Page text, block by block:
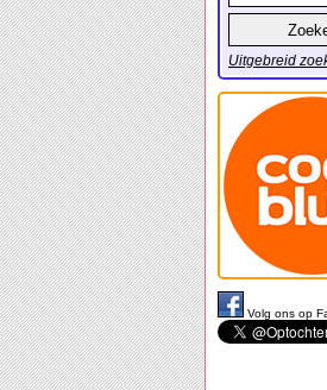
Uitgebreid
Volg ons op